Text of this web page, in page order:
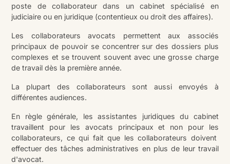
poste de collaborateur dans un cabinet spécialisé en
judiciaire ou en juridique (contentieux ou droit des affaires).
Les collaborateurs avocats permettent aux associés
principaux de pouvoir se concentrer sur des dossiers plus
complexes et se trouvent souvent avec une grosse charge
de travail dès la première année.
La plupart des collaborateurs sont aussi envoyés à
différentes audiences.
En règle générale, les assistantes juridiques du cabinet
travaillent pour les avocats principaux et non pour les
collaborateurs, ce qui fait que les collaborateurs doivent
effectuer des tâches administratives en plus de leur travail
d'avocat.